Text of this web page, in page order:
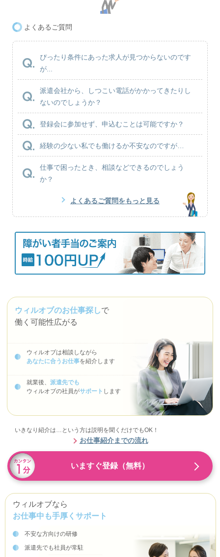
よくあるご質問
ぴったり条件にあった求人が見つからないのです
が...
派遣会社から、しつこい電話がかかってきたりし
ないのでしょうか？
登録会に参加せず、申込むことは可能ですか？
経験の少ない私でも働けるか不安なのですが…
仕事で困ったとき、相談などできるのでしょう
か？
よくあるご質問をもっと見る
ウィルオブのお仕事探しで
働く可能性広がる
ウィルオブは相談しながら
あなたに合うお仕事を紹介します
就業後、 派遣先でも
ウィルオブの社員がサポート します
いきなり紹介は…という方は説明を聞くだけでもOK！
お仕事紹介までの流れ
いますぐ登録（無料）
ウィルオブなら
お仕事中も手厚くサポート
不安な方向けの研修
派遣先でも社員が常駐